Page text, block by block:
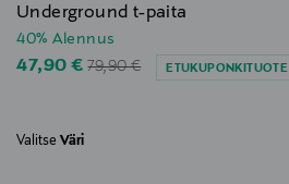
Underground t-paita
40% Alennus
Discounted Price
47,90 €Original Price
79,90 € ETUKUPONKITUOTE
Valitse Väri